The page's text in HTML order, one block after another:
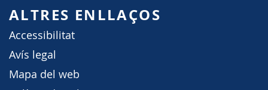
ALTRES ENLLAÇOS
Accessibilitat
Avís legal
Mapa del web